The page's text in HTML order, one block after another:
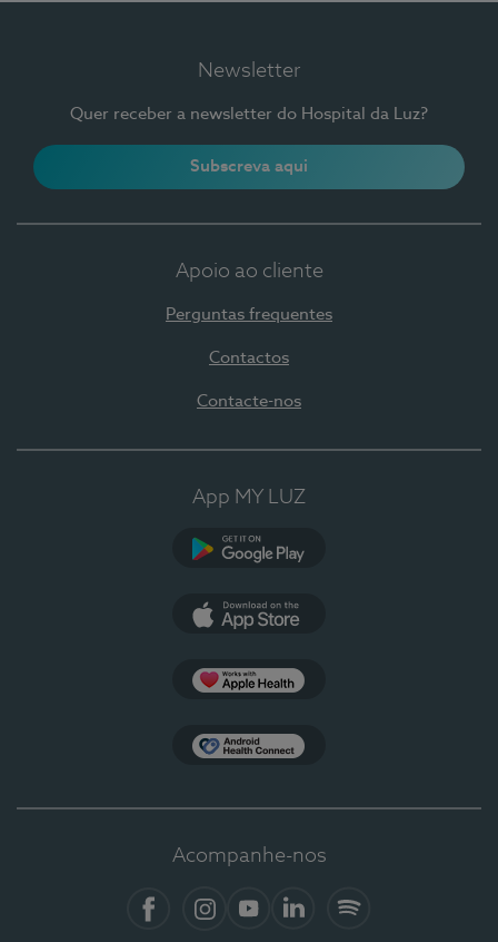
Newsletter
Quer receber a newsletter do Hospital da Luz?
Subscreva aqui
Apoio ao cliente
Perguntas frequentes
Contactos
Contacte-nos
App MY LUZ
Acompanhe-nos